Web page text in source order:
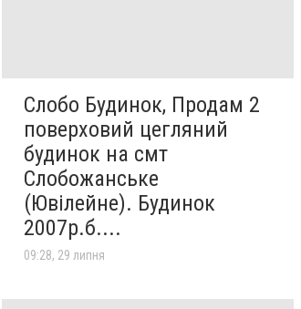
Слобо Будинок, Продам 2
поверховий цегляний
будинок на смт
Слобожанське
(Ювілейне). Будинок
2007р.б....
09:28, 29 липня